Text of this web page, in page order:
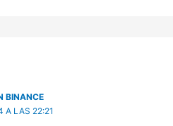
BINANCE
A LAS 22:21